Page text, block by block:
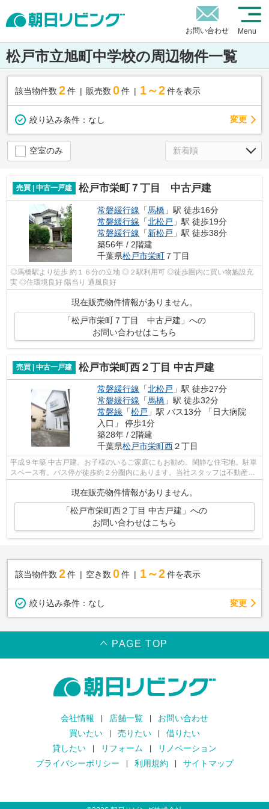
お問い合わせ Menu
松戸市立旭町中学校の周辺物件一覧
該当物件数 2件 販売数 0 件 1～2 件を表示
絞り込み条件： なし 変更
空室のみ
売買 | 中古一戸建 松戸市栄町７丁目 中古戸建
常磐緩行線 「馬橋 」駅 徒歩16分
常磐緩行線 「北松戸 」駅 徒歩19分
常磐緩行線 「新松戸 」駅 徒歩38分
築56年 / 2階建
千葉県松戸市栄町 ７丁目
◎馬橋駅より徒歩 約１６分の立地 ◎２駅利用可 ◎徒歩圏内に買い物施設充
実 ◎住環境良好 陽当り 通風良好
現在販売物件情報がありません。
「松戸市栄町７丁目 中古戸建」への
お問い合わせはこちら
売買 | 中古一戸建 松戸市栄町西２丁目 中古戸建
常磐緩行線 「北松戸 」駅 徒歩27分
常磐緩行線 「馬橋 」駅 徒歩32分
常磐線 「松戸 」駅 バス13分 「日大病院
入口」 停歩1分
築28年 / 2階建
千葉県松戸市栄町西２丁目
平成９年築 中古戸建。お子様のいるご家庭にもお勧め。閑静な住宅地。駐車
スペース有。バス停が徒歩約２分圏内にあります。当社スタッフは不動産に
詳しく、地域にも精通しているので、...
現在販売物件情報がありません。
「松戸市栄町西２丁目 中古戸建」への
お問い合わせはこちら
該当物件数 2件 空き数 0 件 1～2 件を表示
絞り込み条件： なし 変更
PAGE TOP
会社情報 店舗一覧
お問い合わせ
買いたい
売りたい
借りたい
貸したい
リフォーム
リノベーション
プライバシーポリシー
利用規約 サイトマップ